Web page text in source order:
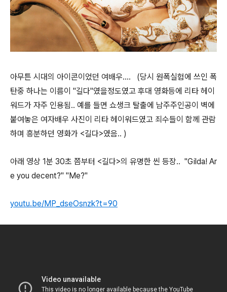
아무튼 시대의 아이콘이었던 여배우.... (당시 원폭실험에 쓰인 폭
탄중 하나는 이름이 "길다"였을정도였고 후대 영화등에 리타 헤이
워드가 자주 인용됨.. 예를 들면 쇼생크 탈출에 남주주인공이 벽에
붙여놓은 여자배우 사진이 리타 헤이워드였고 죄수들이 함께 관람
하며 흥분하던 영화가 <길다>였음.. )
아래 영상 1분 30초 쯤부터 <길다>의 유명한 씬 등장.. "Gilda! Ar
e you decent?" "Me?"
youtu.be/MP_dseOsnzk?t=90